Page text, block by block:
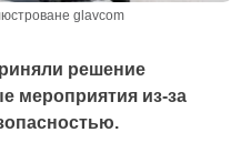
glavcom
решение
мероприятия из-за